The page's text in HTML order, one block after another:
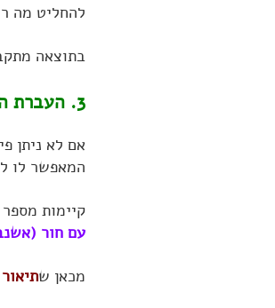
להחליט מה
בתוצאה
3. העברת המידע לגבי מבנה הרשת (מפתח הקוד)
אם לא ניתן
המאפשר לו
קיימות
עם חור (אשנב) כ "1", לעומת
מכאן שתיאור